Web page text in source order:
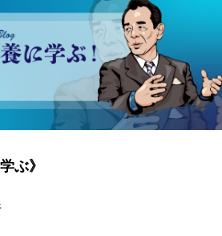
教養に学ぶ！～転ばぬ先の杖～
ぶ》